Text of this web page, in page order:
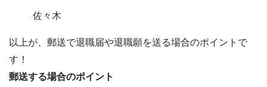
佐々木
以上が、郵送で退職届や退職願を送る場合のポイントで
す！
郵送する場合のポイント